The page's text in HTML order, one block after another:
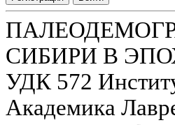
СИБИРИ В
УДК 572
Академика